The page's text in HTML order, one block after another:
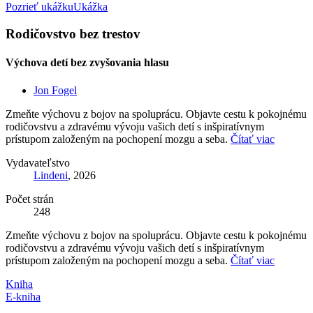
Pozrieť ukážkuUkážka
Rodičovstvo bez trestov
Výchova detí bez zvyšovania hlasu
Jon Fogel
Zmeňte výchovu z bojov na spoluprácu. Objavte cestu k pokojnému
rodičovstvu a zdravému vývoju vašich detí s inšpiratívnym
prístupom založeným na pochopení mozgu a seba. Čítať viac
Vydavateľstvo
Lindeni, 2026
Počet strán
248
Zmeňte výchovu z bojov na spoluprácu. Objavte cestu k pokojnému
rodičovstvu a zdravému vývoju vašich detí s inšpiratívnym
prístupom založeným na pochopení mozgu a seba. Čítať viac
Kniha
E-kniha